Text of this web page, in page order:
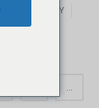
Y
...